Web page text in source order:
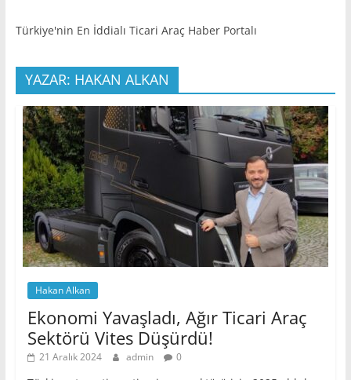
Türkiye'nin En İddialı Ticari Araç Haber Portalı
YAZAR: HAKAN ALKAN
Hakan Alkan
Ekonomi Yavaşladı, Ağır Ticari Araç
Sektörü Vites Düşürdü!
21 Aralık 2024 admin 0